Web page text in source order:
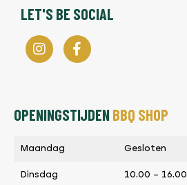
LET'S BE SOCIAL
OPENINGSTIJDENBBQ SHOP
Maandag Gesloten
Dinsdag 10.00 – 16.00